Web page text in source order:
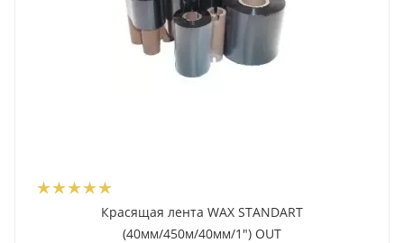
Красящая лента WAX STANDART
(40мм/450м/40мм/1") OUT